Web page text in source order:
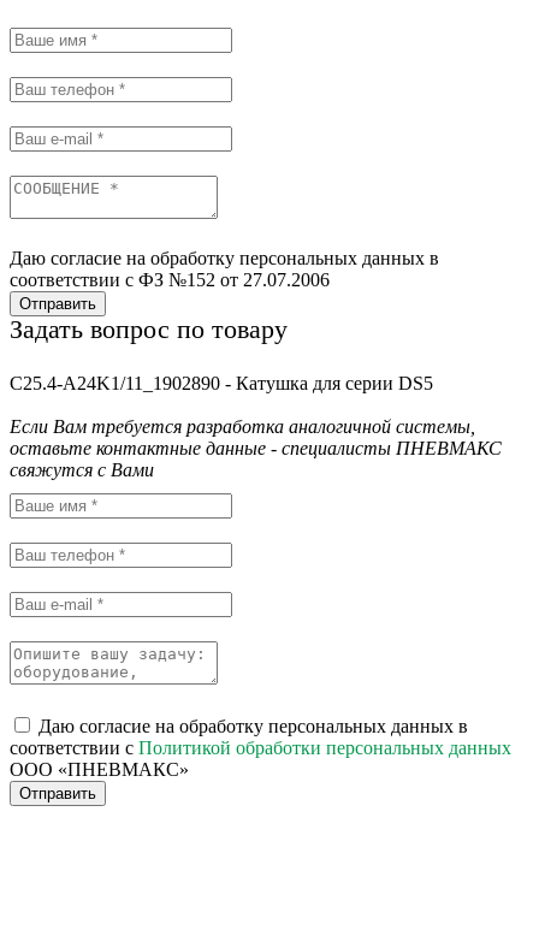
Даю согласие на обработку персональных данных в
соответствии с ФЗ №152 от 27.07.2006
Отправить
Задать вопрос по товару
C25.4-A24K1/11_1902890 - Катушка для серии DS5
Если Вам требуется разработка аналогичной системы,
оставьте контактные данные - специалисты ПНЕВМАКС
свяжутся с Вами
Даю согласие на обработку персональных данных в
соответствии с Политикой обработки персональных данных
ООО «ПНЕВМАКС»
Отправить